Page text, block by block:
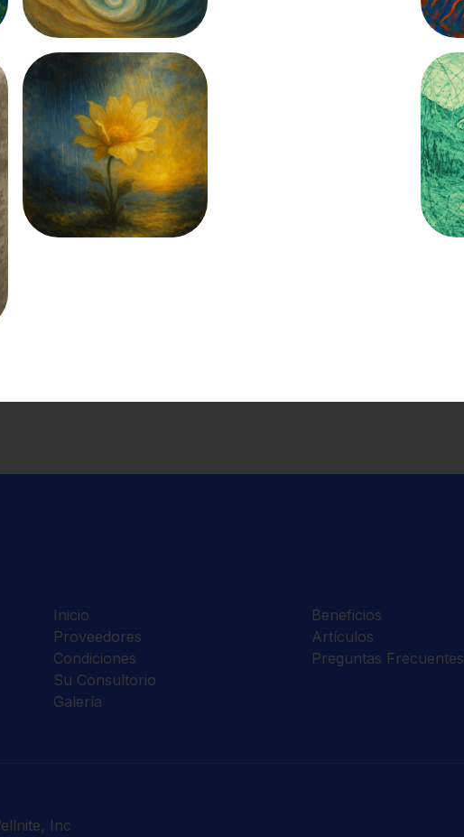
Inicio
Proveedores
Condiciones
Su Consultorio
Galería
Beneficios
Artículos
Preguntas Frecuentes
Inc